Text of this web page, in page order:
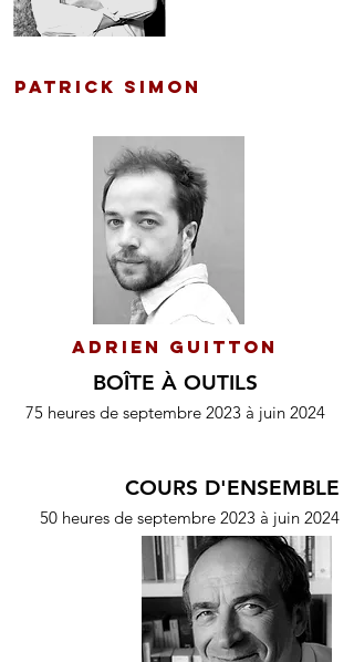
Patrick Simon
ADRIEN GUITTON
BOÎTE À OUTILS
75 heures de septembre 2023 à juin 2024
COURS D'ENSEMBLE
50 heures de septembre 2023 à juin 2024